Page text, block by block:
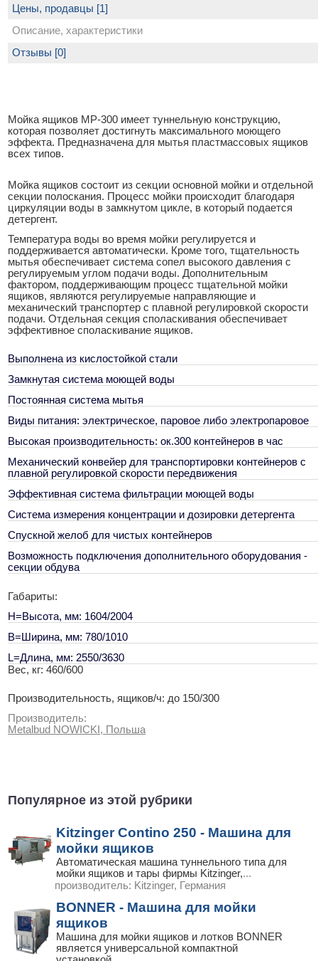
Цены, продавцы [1]
Описание, характеристики
Мойка ящиков MP-300 имеет туннельную конструкцию,
которая позволяет достигнуть максимального моющего
эффекта. Предназначена для мытья пластмассовых ящиков
всех типов.
Мойка ящиков состоит из секции основной мойки и отдельной
секции полоскания. Процесс мойки происходит благодаря
циркуляции воды в замкнутом цикле, в который подается
детергент.
Температура воды во время мойки регулируется и
поддерживается автоматически. Кроме того, тщательность
мытья обеспечивает система сопел высокого давления с
регулируемым углом подачи воды. Дополнительным
фактором, поддерживающим процесс тщательной мойки
ящиков, являются регулируемые направляющие и
механический транспортер с плавной регулировкой скорости
подачи. Отдельная секция споласкивания обеспечивает
эффективное споласкивание ящиков.
Выполнена из кислостойкой стали
Замкнутая система моющей воды
Постоянная система мытья
Виды питания: электрическое, паровое либо электропаровое
Высокая производительность: ок.300 контейнеров в час
Механический конвейер для транспортировки контейнеров с
плавной регулировкой скорости передвижения
Эффективная система фильтрации моющей воды
Система измерения концентрации и дозировки детергента
Спускной желоб для чистых контейнеров
Возможность подключения дополнительного оборудования -
секции обдува
Габариты:
H=Высота, мм: 1604/2004
B=Ширина, мм: 780/1010
L=Длина, мм: 2550/3630
Вес, кг: 460/600
Производительность, ящиков/ч: до 150/300
Производитель:
Metalbud NOWICKI, Польша
Отзывы [0]
Популярное из этой рубрики
Kitzinger Contino 250 - Машина для
мойки ящиков
Автоматическая машина туннельного типа для
мойки ящиков и тары фирмы Kitzinger,...
производитель: Kitzinger, Германия
BONNER - Машина для мойки
ящиков
Машина для мойки ящиков и лотков BONNER
является универсальной компактной